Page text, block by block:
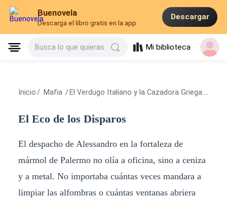
Buenovela
Descarga el libro gratis en la app
Descargar
Busca lo que quieras Mi biblioteca
Inicio / Mafia / El Verdugo Italiano y la Cazadora Griega.
El Eco de los Disparos
El despacho de Alessandro en la fortaleza de
mármol de Palermo no olía a oficina, sino a ceniza
y a metal. No importaba cuántas veces mandara a
limpiar las alfombras o cuántas ventanas abriera